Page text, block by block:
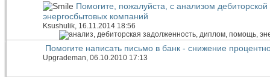
Помогите, пожалуйста, с анализом
энергосбытовых компаний
Ksushulik , 16.11.2014 18:56
Помогите написать письмо в банк - снижение
Upgrademan , 06.10.2010 17:13